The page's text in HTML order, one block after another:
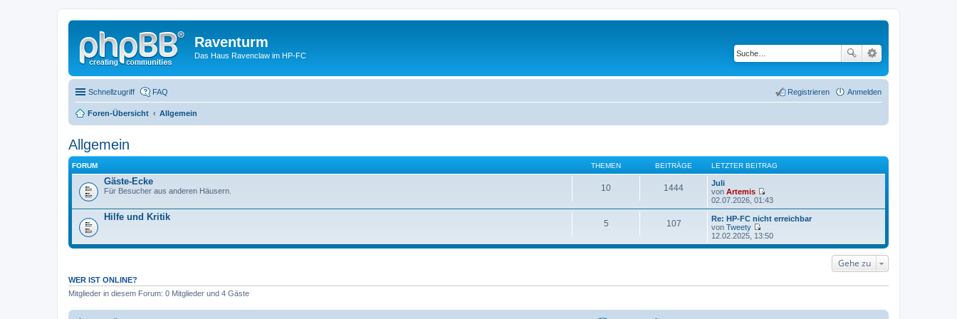
Raventurm
Das Haus Ravenclaw im HP-FC
Schnellzugriff FAQ Anmelden
Registrieren
Foren-Übersicht Allgemein
Allgemein
FORUM THEMEN BEITRÄGE LETZTER BEITRAG
Gäste-Ecke
Für Besucher aus anderen Häusern. 10 1444
Juli
von Artemis
N
e
u
e
s
t
e
i
a
02.07.2026, 01:43
Hilfe und Kritik
5 107
Re: HP-FC nicht erreichbar
von Tweety
N
e
u
e
e
12.02.2025, 13:50
Gehe zu
WER IST ONLINE?
Mitglieder in diesem Forum: 0 Mitglieder und 4 Gäste